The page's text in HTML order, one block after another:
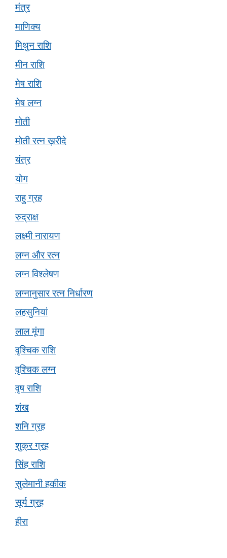
मंत्र
माणिक्य
मिथुन राशि
मीन राशि
मेष राशि
मेष लग्न
मोती
मोती रत्न ख़रीदे
यंत्र
योग
राहु ग्रह
रुद्राक्ष
लक्ष्मी नारायण
लग्न और रत्न
लग्न विश्लेषण
लग्नानुसार रत्न निर्धारण
लहसुनियां
लाल मूंगा
वृश्चिक राशि
वृश्चिक लग्न
वृष राशि
शंख
शनि ग्रह
शुक्र ग्रह
सिंह राशि
सुलेमानी हकीक
सूर्य ग्रह
हीरा